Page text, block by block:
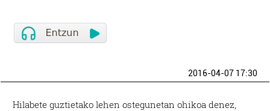
2016-04-07 17:30
Hilabete guztietako lehen ostegunetan ohikoa denez,